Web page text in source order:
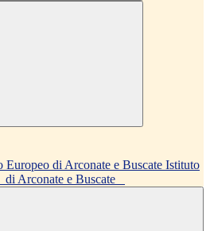
Istituto
di Arconate e Buscate